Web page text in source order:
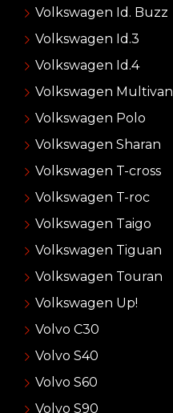
Volkswagen Id. Buzz
Volkswagen Id.3
Volkswagen Id.4
Volkswagen Multivan
Volkswagen Polo
Volkswagen Sharan
Volkswagen T-cross
Volkswagen T-roc
Volkswagen Taigo
Volkswagen Tiguan
Volkswagen Touran
Volkswagen Up!
Volvo C30
Volvo S40
Volvo S60
Volvo S90